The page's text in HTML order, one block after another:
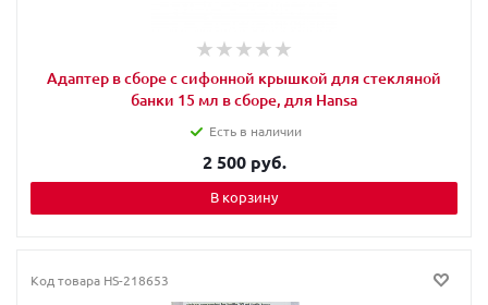
Адаптер в сборе с сифонной крышкой для стекляной
банки 15 мл в сборе, для Hansa
Есть в наличии
2 500 руб.
В корзину
Код товара HS-218653